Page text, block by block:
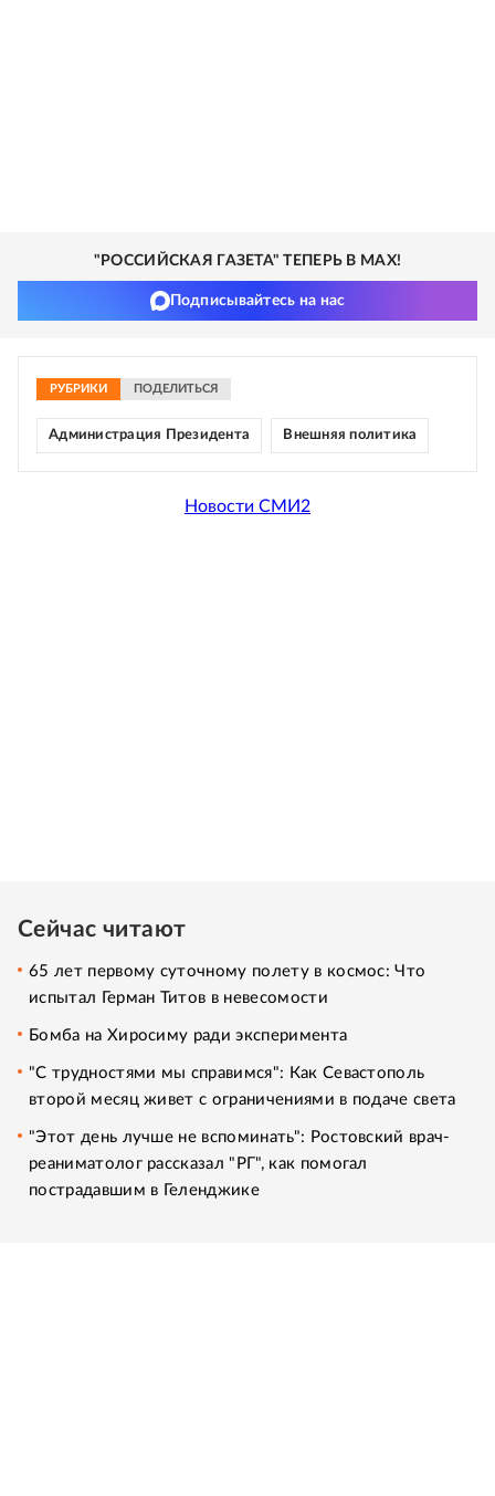
"РОССИЙСКАЯ ГАЗЕТА" ТЕПЕРЬ В MAX!
Подписывайтесь на нас
РУБРИКИ ПОДЕЛИТЬСЯ
Администрация Президента Внешняя политика
Новости СМИ2
Сейчас читают
65 лет первому суточному полету в космос: Что
испытал Герман Титов в невесомости
Бомба на Хиросиму ради эксперимента
"С трудностями мы справимся": Как Севастополь
второй месяц живет с ограничениями в подаче света
"Этот день лучше не вспоминать": Ростовский врач-
реаниматолог рассказал "РГ", как помогал
пострадавшим в Геленджике